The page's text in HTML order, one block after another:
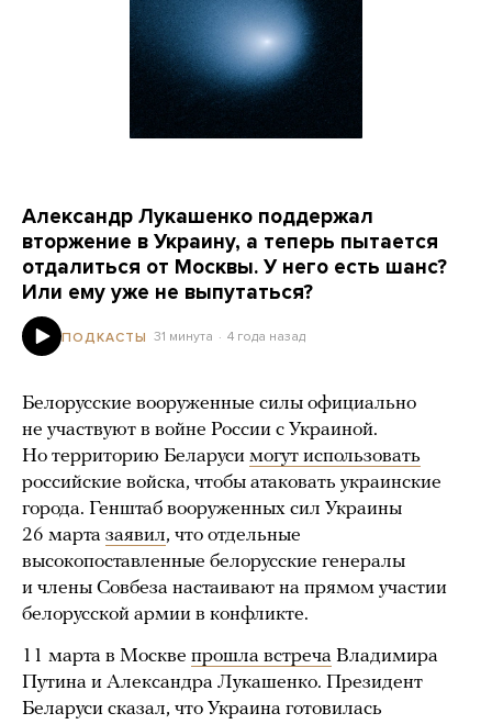
Александр Лукашенко поддержал
вторжение в Украину, а теперь пытается
отдалиться от Москвы. У него есть шанс?
Или ему уже не выпутаться?
ПОДКАСТЫ 31 минута 4 года назад
Белорусские вооруженные силы официально
не участвуют в войне России с Украиной.
Но территорию Беларуси могут использовать
российские войска, чтобы атаковать украинские
города. Генштаб вооруженных сил Украины
26 марта заявил, что отдельные
высокопоставленные белорусские генералы
и члены Совбеза настаивают на прямом участии
белорусской армии в конфликте.
11 марта в Москве прошла встреча Владимира
Путина и Александра Лукашенко. Президент
Беларуси сказал, что Украина готовилась